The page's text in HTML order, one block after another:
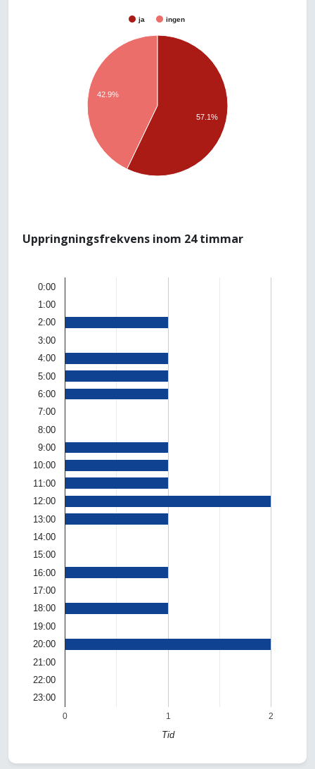
ja ingen
42.9%
57.1%
Uppringningsfrekvens inom 24 timmar
0 1 2
0:00
1:00
2:00
3:00
4:00
5:00
6:00
7:00
8:00
9:00
10:00
11:00
12:00
13:00
14:00
15:00
16:00
17:00
18:00
19:00
20:00
21:00
22:00
23:00
Tid